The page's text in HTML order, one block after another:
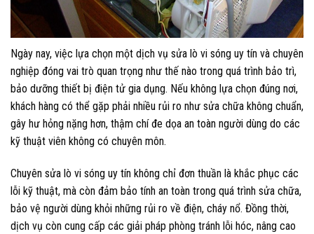
Ngày nay, việc lựa chọn một dịch vụ sửa lò vi sóng uy tín và chuyên
nghiệp đóng vai trò quan trọng như thế nào trong quá trình bảo trì,
bảo dưỡng thiết bị điện tử gia dụng. Nếu không lựa chọn đúng nơi,
khách hàng có thể gặp phải nhiều rủi ro như sửa chữa không chuẩn,
gây hư hỏng nặng hơn, thậm chí đe dọa an toàn người dùng do các
kỹ thuật viên không có chuyên môn.
Chuyên sửa lò vi sóng uy tín không chỉ đơn thuần là khắc phục các
lỗi kỹ thuật, mà còn đảm bảo tính an toàn trong quá trình sửa chữa,
bảo vệ người dùng khỏi những rủi ro về điện, cháy nổ. Đồng thời,
dịch vụ còn cung cấp các giải pháp phòng tránh lỗi hóc, nâng cao